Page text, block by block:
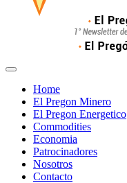
Home
El Pregon Minero
El Pregon Energetico
Commodities
Economia
Patrocinadores
Nosotros
Contacto